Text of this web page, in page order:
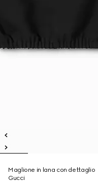
Maglione in lana con dettaglio
Gucci